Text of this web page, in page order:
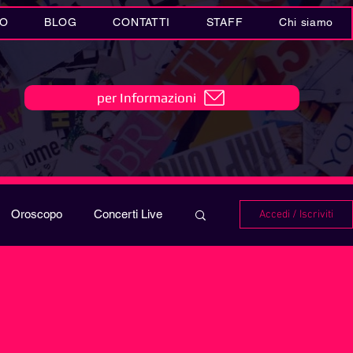
BLOG CONTATTI STAFF Chi siamo
per Informazioni
Oroscopo Concerti Live Accedi / Iscriviti